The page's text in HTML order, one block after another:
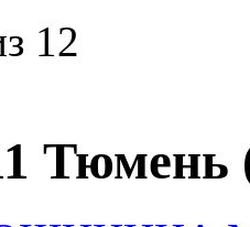
12
Тюмень